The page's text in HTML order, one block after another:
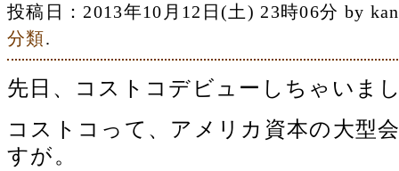
投稿日：2013年10月12日(土) 23時06分 by
分類.
先日、コストコデビューしちゃいま
コストコって、アメリカ資本の大型
すが。